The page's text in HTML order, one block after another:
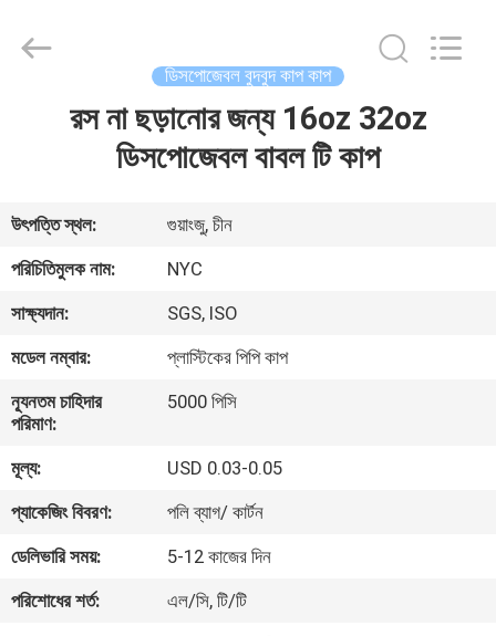
আমাদের
সম্পর্কে
কারখানা
ভ্রমণ
মান
নিয়ন্ত্রণ
যোগাযোগ
Co.,Ltd..
ডিসপোজেবল বুদবুদ কাপ কাপ
রস না ​​ছড়ানোর জন্য 16oz 32oz
ডিসপোজেবল বাবল টি কাপ
উৎপত্তি স্থল:
গুয়াংজু, চীন
পরিচিতিমুলক নাম:
NYC
সাক্ষ্যদান:
SGS, ISO
মডেল নম্বার:
প্লাস্টিকের পিপি কাপ
ন্যূনতম চাহিদার
পরিমাণ:
5000 পিসি
মূল্য:
USD 0.03-0.05
প্যাকেজিং বিবরণ:
পলি ব্যাগ/ কার্টন
ডেলিভারি সময়:
5-12 কাজের দিন
পরিশোধের শর্ত:
এল/সি, টি/টি